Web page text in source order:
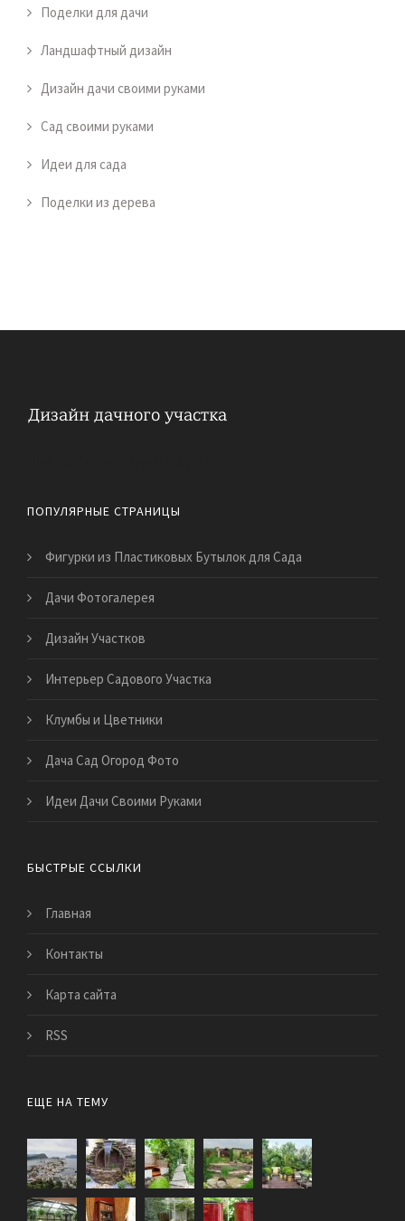
Поделки для дачи
Ландшафтный дизайн
Дизайн дачи своими руками
Сад своими руками
Идеи для сада
Поделки из дерева
ПОПУЛЯРНЫЕ СТРАНИЦЫ
Фигурки из Пластиковых Бутылок для Сада
Дачи Фотогалерея
Дизайн Участков
Интерьер Садового Участка
Клумбы и Цветники
Дача Сад Огород Фото
Идеи Дачи Своими Руками
БЫСТРЫЕ ССЫЛКИ
Главная
Контакты
Карта сайта
RSS
ЕЩЕ НА ТЕМУ